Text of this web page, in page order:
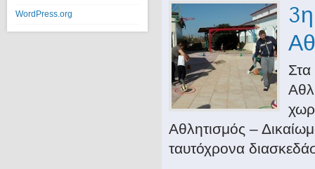
WordPress.org
Στα
Αθλητισμός –
ταυτόχρονα